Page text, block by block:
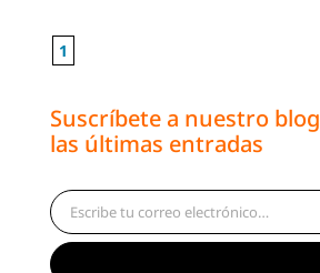
1
Suscríbete a nuestro
las últimas entradas
Escribe tu correo electrónico…